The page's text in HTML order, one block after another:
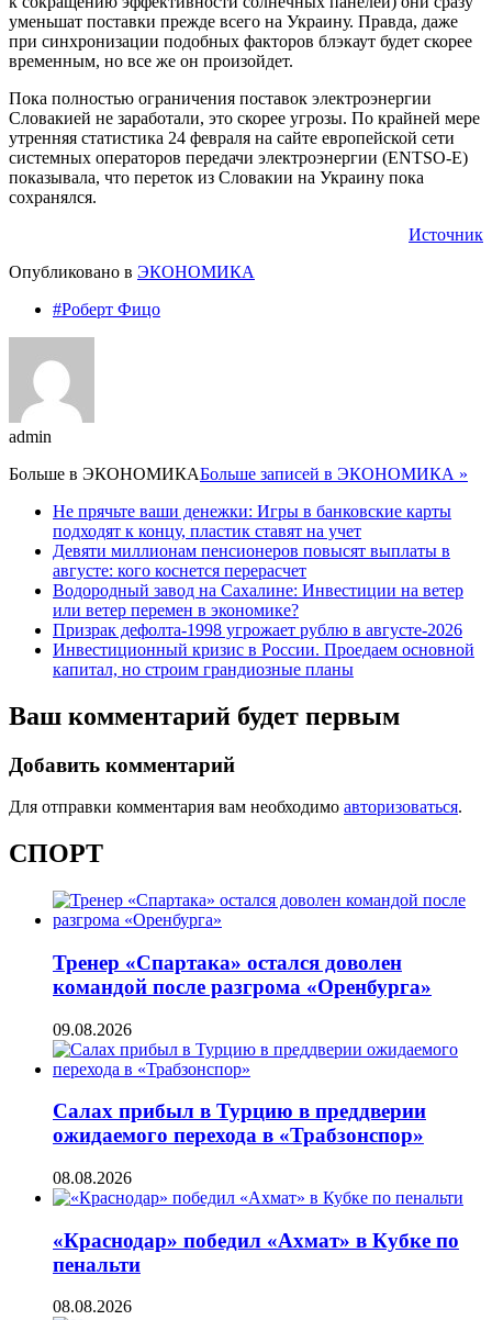
уменьшат поставки прежде всего на Украину. Правда, даже
при синхронизации подобных факторов блэкаут будет скорее
временным, но все же он произойдет.
Пока полностью ограничения поставок электроэнергии
Словакией не заработали, это скорее угрозы. По крайней мере
утренняя статистика 24 февраля на сайте европейской сети
системных операторов передачи электроэнергии (ENTSO-E)
показывала, что переток из Словакии на Украину пока
сохранялся.
Источник
Опубликовано в ЭКОНОМИКА
#Роберт Фицо
admin
Больше в ЭКОНОМИКАБольше записей в ЭКОНОМИКА »
Не прячьте ваши денежки: Игры в банковские карты
подходят к концу, пластик ставят на учет
Девяти миллионам пенсионеров повысят выплаты в
августе: кого коснется перерасчет
Водородный завод на Сахалине: Инвестиции на ветер
или ветер перемен в экономике?
Призрак дефолта-1998 угрожает рублю в августе-2026
Инвестиционный кризис в России. Проедаем основной
капитал, но строим грандиозные планы
Ваш комментарий будет первым
Добавить комментарий
Для отправки комментария вам необходимо авторизоваться.
СПОРТ
Тренер «Спартака» остался доволен
командой после разгрома «Оренбурга»
09.08.2026
Салах прибыл в Турцию в преддверии
ожидаемого перехода в «Трабзонспор»
08.08.2026
«Краснодар» победил «Ахмат» в Кубке по
пенальти
08.08.2026